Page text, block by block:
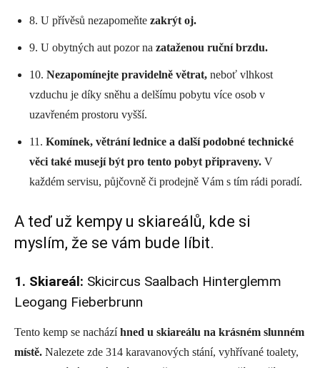
8. U přívěsů nezapomeňte zakrýt oj.
9. U obytných aut pozor na zataženou ruční brzdu.
10. Nezapomínejte pravidelně větrat, neboť vlhkost
vzduchu je díky sněhu a delšímu pobytu více osob v
uzavřeném prostoru vyšší.
11. Komínek, větrání lednice a další podobné technické
věci také musejí být pro tento pobyt připraveny. V
každém servisu, půjčovně či prodejně Vám s tím rádi poradí.
A teď už kempy u skiareálů, kde si
myslím, že se vám bude líbit.
1. Skiareál: Skicircus Saalbach Hinterglemm
Leogang Fieberbrunn
Tento kemp se nacházíhned u skiareálu na krásném slunném
místě. Nalezete zde 314 karavanových stání, vyhřívané toalety,